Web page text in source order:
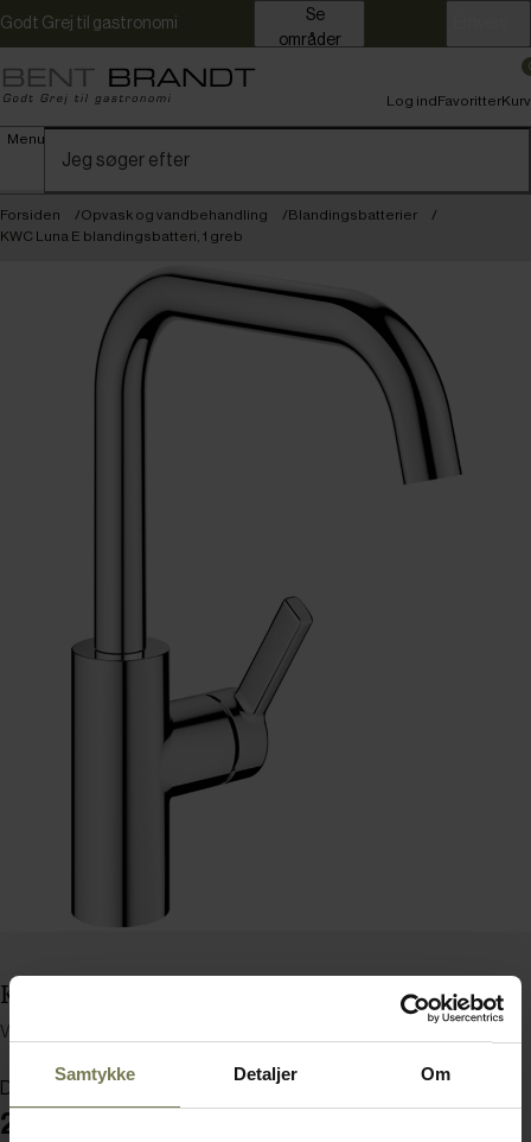
Samtykke Detaljer Om
Godt Grej til gastronomi
områder
Menu
Log indFavoritterKurv
Forsiden Opvask og vandbehandling
Blandingsbatterier
KWC Luna E blandingsbatteri, 1 greb
KWC Luna E blandingsbatteri, 1 greb
Varenummer: 81274904
Din pris (ekskl. moms)
2.195,00 kr./stk.